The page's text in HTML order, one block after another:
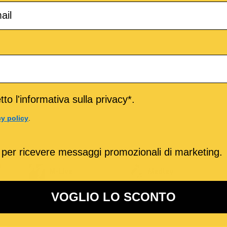
l'informativa sulla privacy*.
policy
ricevere messaggi promozionali di marketing.
VOGLIO LO SCONTO